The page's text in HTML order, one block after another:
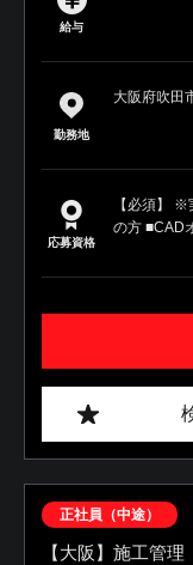
給与
勤務地
大阪府吹田
応募資格
【必須】
の方 ■CAD
正社員（中途）
【大阪】施工管理